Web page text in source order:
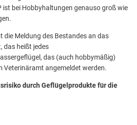
ist bei Hobbyhaltungen genauso groß wie
die Meldung des Bestandes an das
das heißt jedes
das (auch hobbymäßig)
Veterinäramt angemeldet werden.
durch Geflügelprodukte für die